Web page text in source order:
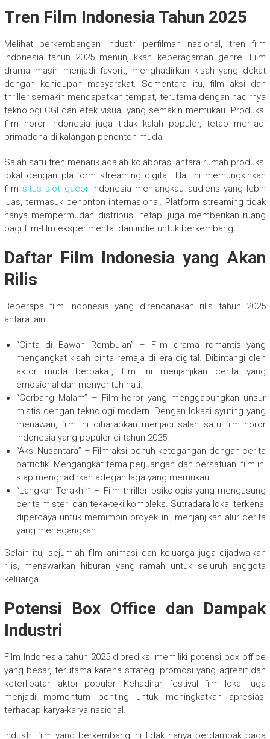
Tren Film Indonesia Tahun 2025
Melihat perkembangan industri perfilman nasional, tren film
Indonesia tahun 2025 menunjukkan keberagaman genre. Film
drama masih menjadi favorit, menghadirkan kisah yang dekat
dengan kehidupan masyarakat. Sementara itu, film aksi dan
thriller semakin mendapatkan tempat, terutama dengan hadirnya
teknologi CGI dan efek visual yang semakin memukau. Produksi
film horor Indonesia juga tidak kalah populer, tetap menjadi
primadona di kalangan penonton muda.
Salah satu tren menarik adalah kolaborasi antara rumah produksi
lokal dengan platform streaming digital. Hal ini memungkinkan
film situs slot gacorIndonesia menjangkau audiens yang lebih
luas, termasuk penonton internasional. Platform streaming tidak
hanya mempermudah distribusi, tetapi juga memberikan ruang
bagi film-film eksperimental dan indie untuk berkembang.
Daftar Film Indonesia yang Akan
Rilis
Beberapa film Indonesia yang direncanakan rilis tahun 2025
antara lain:
“Cinta di Bawah Rembulan” – Film drama romantis yang
mengangkat kisah cinta remaja di era digital. Dibintangi oleh
aktor muda berbakat, film ini menjanjikan cerita yang
emosional dan menyentuh hati.
“Gerbang Malam” – Film horor yang menggabungkan unsur
mistis dengan teknologi modern. Dengan lokasi syuting yang
menawan, film ini diharapkan menjadi salah satu film horor
Indonesia yang populer di tahun 2025.
“Aksi Nusantara” – Film aksi penuh ketegangan dengan cerita
patriotik. Mengangkat tema perjuangan dan persatuan, film ini
siap menghadirkan adegan laga yang memukau.
“Langkah Terakhir” – Film thriller psikologis yang mengusung
cerita misteri dan teka-teki kompleks. Sutradara lokal terkenal
dipercaya untuk memimpin proyek ini, menjanjikan alur cerita
yang menegangkan.
Selain itu, sejumlah film animasi dan keluarga juga dijadwalkan
rilis, menawarkan hiburan yang ramah untuk seluruh anggota
keluarga.
Potensi Box Office dan Dampak
Industri
Film Indonesia tahun 2025 diprediksi memiliki potensi box office
yang besar, terutama karena strategi promosi yang agresif dan
keterlibatan aktor populer. Kehadiran festival film lokal juga
menjadi momentum penting untuk meningkatkan apresiasi
terhadap karya-karya nasional.
Industri film yang berkembang ini tidak hanya berdampak pada